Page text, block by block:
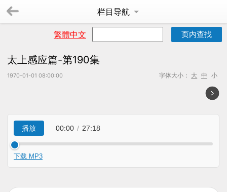
栏目导航
繁體中文
太上感应篇-第190集
1970-01-01 08:00:00 字体大小： 大 中 小